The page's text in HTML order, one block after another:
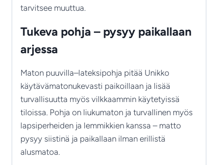
tarvitsee muuttua.
Tukeva pohja – pysyy paikallaan
arjessa
Maton puuvilla–lateksipohja pitää Unikko
käytävämatonukevasti paikoillaan ja lisää
turvallisuutta myös vilkkaammin käytetyissä
tiloissa. Pohja on liukumaton ja turvallinen myös
lapsiperheiden ja lemmikkien kanssa – matto
pysyy siistinä ja paikallaan ilman erillistä
alusmatoa.